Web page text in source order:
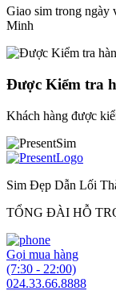
Giao sim trong ngày
Minh
Được Kiểm tra
Khách hàng được
Sim Đẹp Dẫn Lối
TỔNG ĐÀI HỖ
Gọi mua hàng
(7:30 - 22:00)
024.33.66.8888